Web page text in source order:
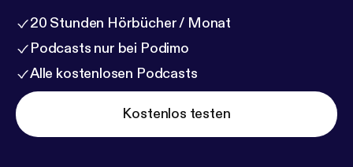
20 Stunden Hörbücher / Monat
Podcasts nur bei Podimo
Alle kostenlosen Podcasts
Kostenlos testen